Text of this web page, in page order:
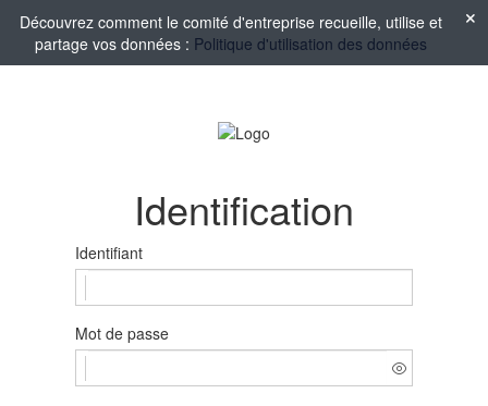
Découvrez comment le comité d'entreprise recueille, utilise et
partage vos données : Politique d'utilisation des données
Identification
Identifiant
Mot de passe